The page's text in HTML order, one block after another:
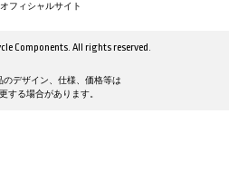
オフィシャルサイト
Components. All rights reserved.
のデザイン、仕様、価格等は
する場合があります。